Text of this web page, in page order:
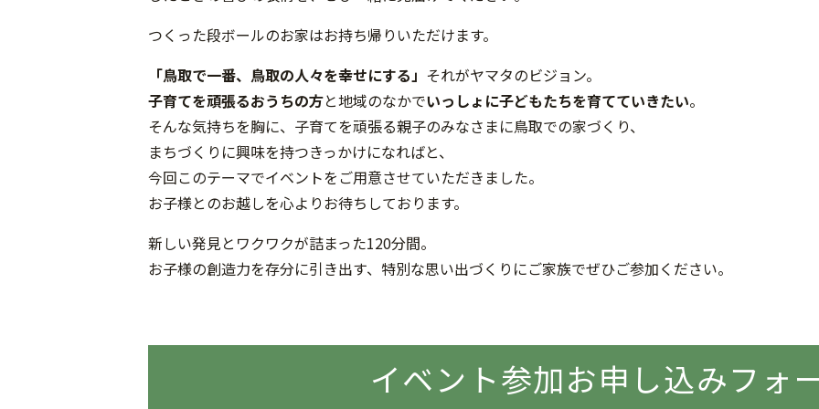
つくった段ボールのお家はお持ち帰りいただけます。
「鳥取で一番、鳥取の人々を幸せにする」 それがヤマタのビジョン。
子育てを頑張るおうちの方と地域のなかでいっしょに子どもたちを育てていきたい。
そんな気持ちを胸に、子育てを頑張る親子のみなさまに鳥取での家づくり、
まちづくりに興味を持つきっかけになればと、
今回このテーマでイベントをご用意させていただきました。
お子様とのお越しを心よりお待ちしております。
新しい発見とワクワクが詰まった120分間。
お子様の創造力を存分に引き出す、特別な思い出づくりにご家族でぜひご参加ください。
イベント参加お申し込みフォ